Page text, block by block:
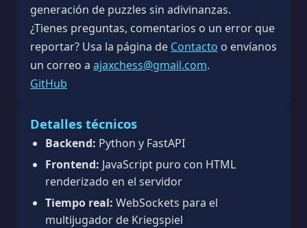
generación de puzzles sin adivinanzas.
¿Tienes preguntas, comentarios o un error que
reportar? Usa la página de Contacto o envíanos
un correo a ajaxchess@gmail.com.
GitHub
Detalles técnicos
Backend: Python y FastAPI
Frontend: JavaScript puro con HTML
renderizado en el servidor
Tiempo real: WebSockets para el
multijugador de Kriegspiel